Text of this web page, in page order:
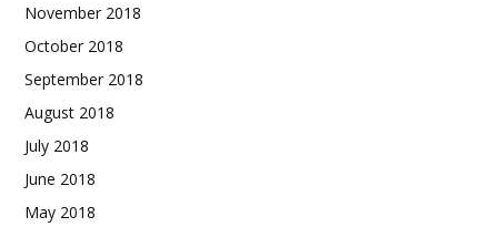
November 2018
October 2018
September 2018
August 2018
July 2018
June 2018
May 2018